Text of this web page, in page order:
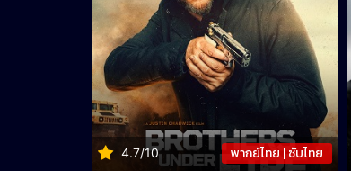
4.7/10 พากย์ไทย | ซับไทย